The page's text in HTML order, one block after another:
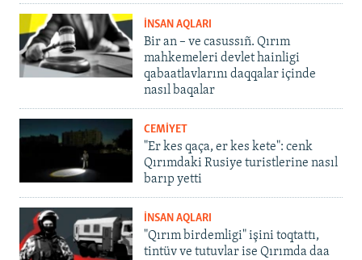
İNSAN AQLARI
Bir an – ve casussıñ. Qırım
mahkemeleri devlet hainligi
qabaatlavlarını daqqalar içinde
nasıl baqalar
CEMİYET
"Er kes qaça, er kes kete": cenk
Qırımdaki Rusiye turistlerine nasıl
barıp yetti
İNSAN AQLARI
"Qırım birdemligi" işini toqtattı,
tintüv ve tutuvlar ise Qırımda daa